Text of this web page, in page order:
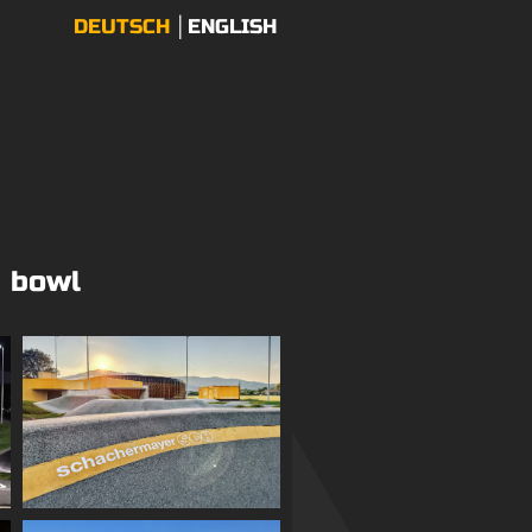
DEUTSCH ENGLISH
bowl